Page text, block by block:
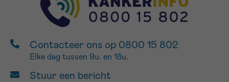
Contacteer ons op 0800 15 802
Elke dag tussen 9u. en 18u.
Stuur een bericht